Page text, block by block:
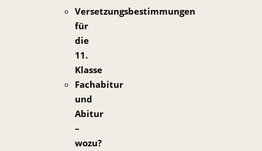
Versetzungsbestimmungen
für
die
11.
Klasse
Fachabitur
und
Abitur
–
wozu?